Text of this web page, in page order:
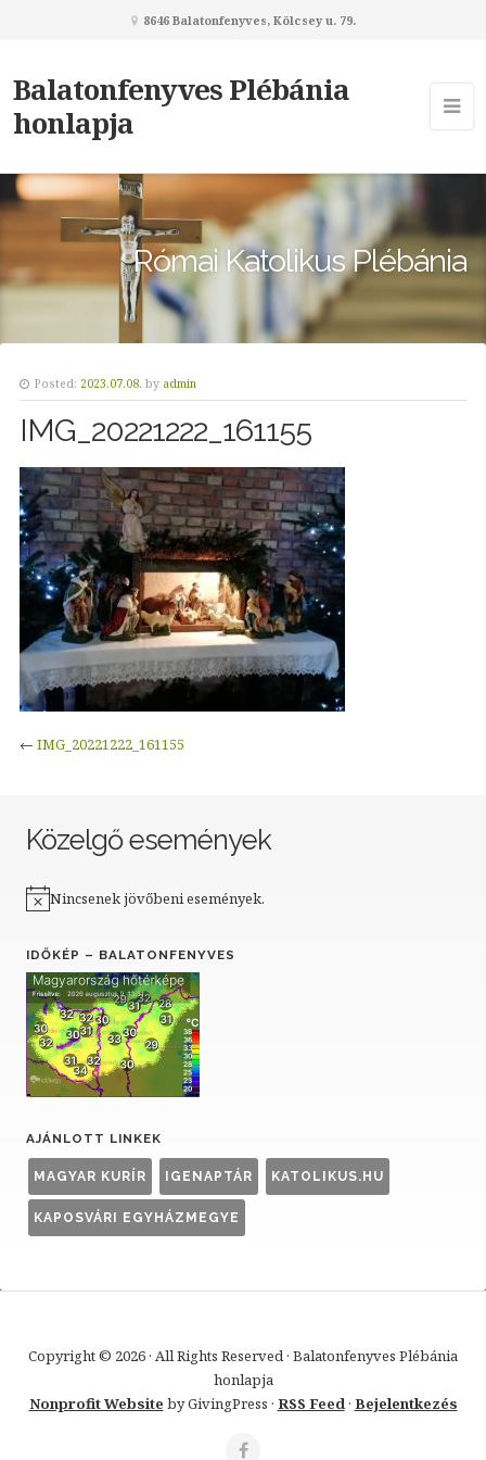
8646 Balatonfenyves, Kölcsey u. 79.
Balatonfenyves Plébánia
honlapja
Római Katolikus Plébánia
Posted: 2023.07.08. by admin
IMG_20221222_161155
← IMG_20221222_161155
Közelgő események
Notice
Nincsenek jövőbeni események.
IDŐKÉP – BALATONFENYVES
AJÁNLOTT LINKEK
MAGYAR KURÍR IGENAPTÁR KATOLIKUS.HU
KAPOSVÁRI EGYHÁZMEGYE
Copyright © 2026 · All Rights Reserved · Balatonfenyves Plébánia
honlapja
Nonprofit Website by GivingPress · RSS Feed· Bejelentkezés